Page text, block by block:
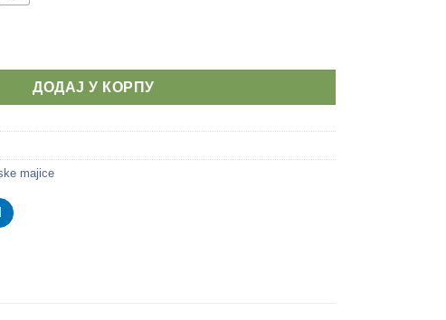
количина
ДОДАЈ У КОРПУ
majice